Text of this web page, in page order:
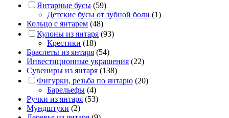
Янтарные бусы (59)
Детские бусы от зубной боли (1)
Кольцо с янтарем (48)
Кулоны из янтаря (93)
Крестики (18)
Браслеты из янтаря (54)
Инвестиционные украшения (22)
Сувениры из янтаря (138)
Фигурки, резьба по янтарю (20)
Барельефы (4)
Ручки из янтаря (53)
Мундштуки (2)